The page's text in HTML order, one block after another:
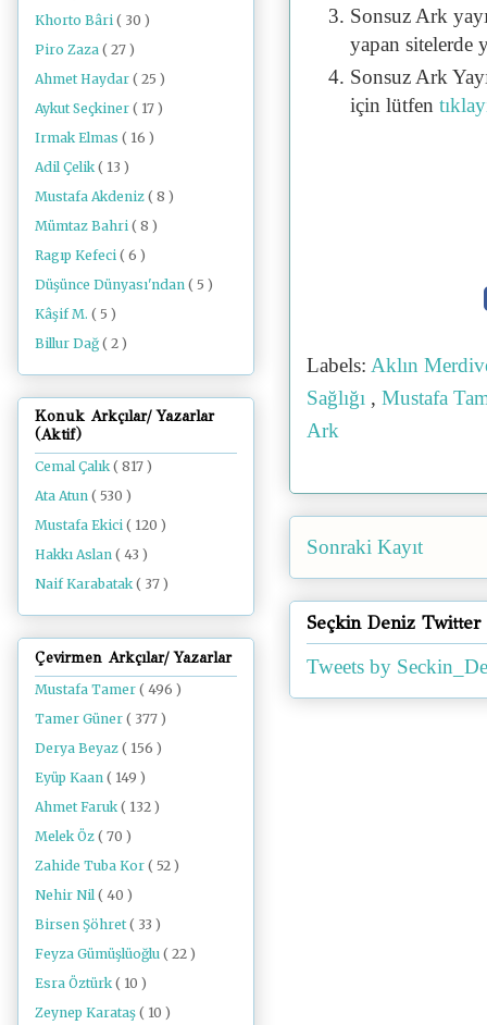
Sonsuz Ark
yapan sitelerde
Sonsuz Ark
için lütfen
Labels: Aklın
Sağlığı , Mustafa
Ark
Sonraki Kayıt
Seçkin Deniz Twitter
Tweets by
Khorto Bâri ( 30 )
Piro Zaza ( 27 )
Ahmet Haydar ( 25 )
Aykut Seçkiner ( 17 )
Irmak Elmas ( 16 )
Adil Çelik ( 13 )
Mustafa Akdeniz ( 8 )
Mümtaz Bahri ( 8 )
Ragıp Kefeci ( 6 )
Düşünce Dünyası'ndan ( 5 )
Kâşif M. ( 5 )
Billur Dağ ( 2 )
Konuk Arkçılar/ Yazarlar
(Aktif)
Cemal Çalık( 817 )
Ata Atun ( 530 )
Mustafa Ekici ( 120 )
Hakkı Aslan ( 43 )
Naif Karabatak( 37 )
Çevirmen Arkçılar/ Yazarlar
Mustafa Tamer ( 496 )
Tamer Güner ( 377 )
Derya Beyaz ( 156 )
Eyüp Kaan ( 149 )
Ahmet Faruk ( 132 )
Melek Öz ( 70 )
Zahide Tuba Kor ( 52 )
Nehir Nil ( 40 )
Birsen Şöhret ( 33 )
Feyza Gümüşlüoğlu ( 22 )
Esra Öztürk ( 10 )
Zeynep Karataş ( 10 )